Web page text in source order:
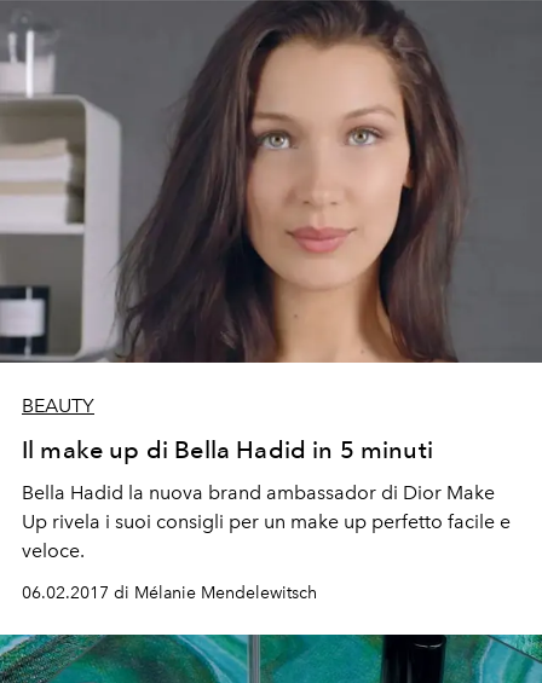
BEAUTY
Il make up di Bella Hadid in 5 minuti
Bella Hadid la nuova brand ambassador di Dior Make
Up rivela i suoi consigli per un make up perfetto facile e
veloce.
06.02.2017 di Mélanie Mendelewitsch